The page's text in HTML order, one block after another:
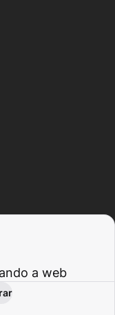
a web